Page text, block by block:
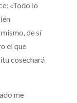
«Todo lo
de sí
el que
cosechará
me